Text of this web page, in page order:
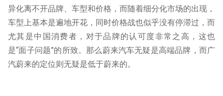
异化离不开品牌、车型和价格，而随着细分化市场的出现，
车型上基本是遍地开花，同时价格战也似乎没有停滞过，而
尤其是中国消费者，对于品牌的认可度非常之高，这也
是“面子问题”的所致。那么蔚来汽车无疑是高端品牌，而广
汽蔚来的定位则无疑是低于蔚来的。